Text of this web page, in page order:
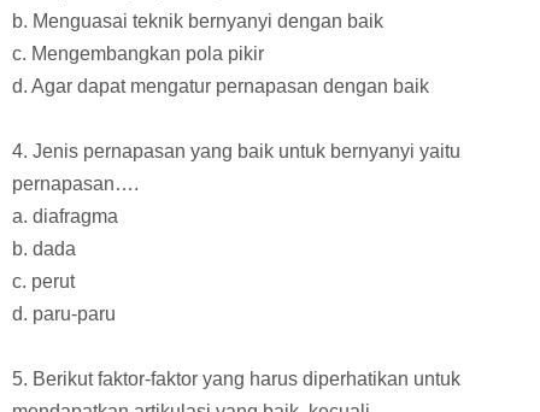
b. Menguasai teknik bernyanyi dengan baik
c. Mengembangkan pola pikir
d. Agar dapat mengatur pernapasan dengan baik
4. Jenis pernapasan yang baik untuk bernyanyi yaitu
pernapasan….
a. diafragma
b. dada
c. perut
d. paru-paru
5. Berikut faktor-faktor yang harus diperhatikan untuk